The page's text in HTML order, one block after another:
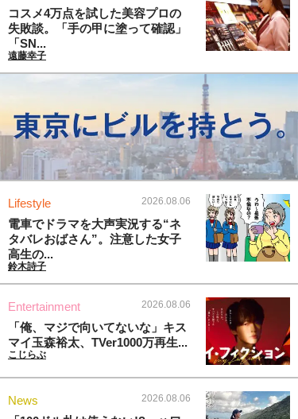
コスメ4万点を試した美容プロの
失敗談。「手の甲に塗って確認」
「SN...
遠藤幸子
Lifestyle 2026.08.06
電車でドラマを大声実況する“ネ
タバレおばさん”。注意した女子
高生の...
鈴木詩子
Entertainment 2026.08.06
「俺、マジで向いてないな」キス
マイ玉森裕太、TVer1000万再生...
こじらぶ
News 2026.08.06